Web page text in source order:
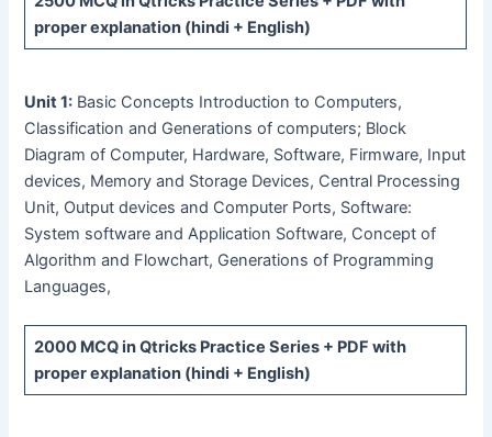
proper explanation (hindi + English)
Unit 1: Basic Concepts Introduction to Computers,
Classification and Generations of computers; Block
Diagram of Computer, Hardware, Software, Firmware, Input
devices, Memory and Storage Devices, Central Processing
Unit, Output devices and Computer Ports, Software:
System software and Application Software, Concept of
Algorithm and Flowchart, Generations of Programming
Languages,
2000 MCQin Qtricks Practice Series + PDF with
proper explanation (hindi + English)